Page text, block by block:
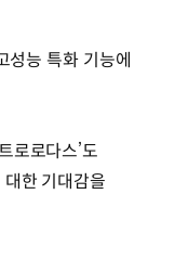
성능 특화 기능에
로로다스’도
한 기대감을